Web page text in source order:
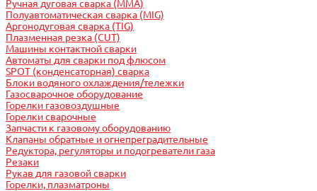
Ручная дуговая сварка (MMA)
Полуавтоматическая сварка (MIG)
Аргонодуговая сварка (TIG)
Плазменная резка (CUT)
Машины контактной сварки
Автоматы для сварки под флюсом
SPOT (конденсаторная) сварка
Блоки водяного охлаждения/тележки
Газосварочное оборудование
Горелки газовоздушные
Горелки сварочные
Запчасти к газовому оборудованию
Клапаны обратные и огнепреградительные
Редуктора, регуляторы и подогреватели газа
Резаки
Рукав для газовой сварки
Горелки, плазматроны